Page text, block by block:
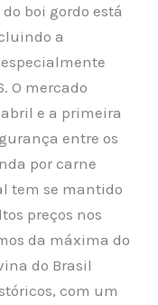
boi gordo está
a
O mercado
e a primeira
entre os
por carne
tem se mantido
preços nos
da máxima do
do Brasil
com um